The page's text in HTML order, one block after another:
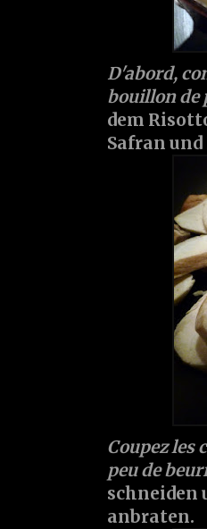
D'abord,
bouillon de
dem
Safran
Coupez les
peu de
schneiden
anbraten.